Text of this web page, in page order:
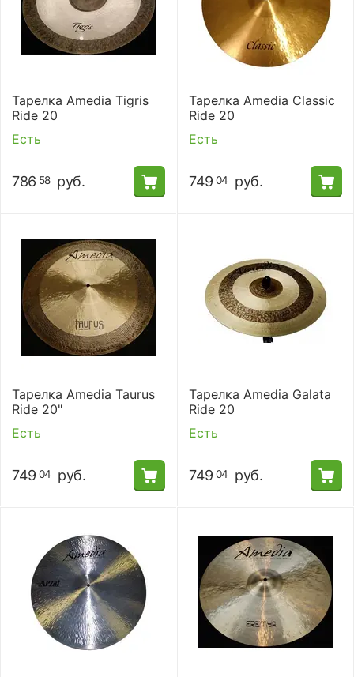
Тарелка Amedia Tigris
Ride 20
Есть
786 58 руб.
Тарелка Amedia Classic
Ride 20
Есть
749 04 руб.
Тарелка Amedia Taurus
Ride 20"
Есть
749 04 руб.
Тарелка Amedia Galata
Ride 20
Есть
749 04 руб.